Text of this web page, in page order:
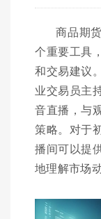
商品期
个重要工具
和交易建议
业交易员主
音直播，与
策略。对于
播间可以提
地理解市场